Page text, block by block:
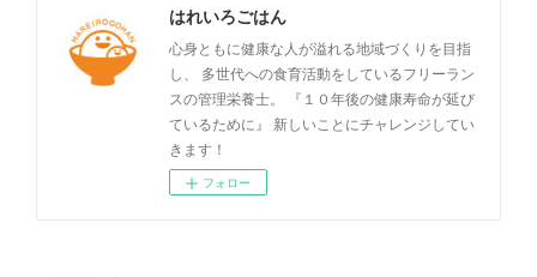
はれいろごはん
心身ともに健康な人が溢れる地域づくりを目指
し、 多世代への食育活動をしているフリーラン
スの管理栄養士。 『１０年後の健康寿命が延び
ているために』 新しいことにチャレンジしてい
きます！
フォロー